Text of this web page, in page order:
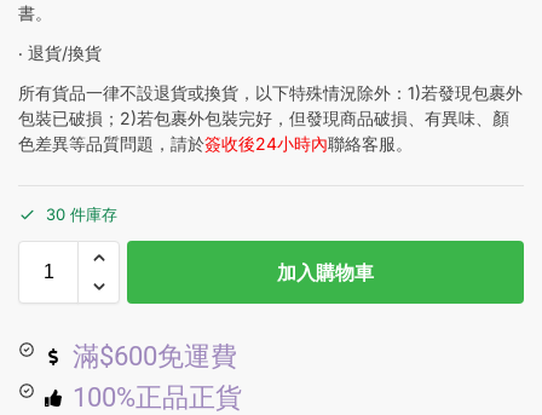
書。
‧ 退貨/換貨
所有貨品一律不設退貨或換貨，以下特殊情況除外：1)若發現包裹外
包裝已破損；2)若包裹外包裝完好，但發現商品破損、有異味、顏
色差異等品質問題，請於簽收後24小時內聯絡客服。
30 件庫存
加入購物車
滿$600免運費
100%正品正貨